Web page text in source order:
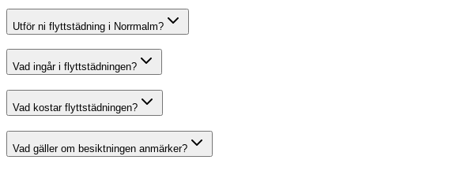
Utför ni flyttstädning i Norrmalm?
Vad ingår i flyttstädningen?
Vad kostar flyttstädningen?
Vad gäller om besiktningen anmärker?